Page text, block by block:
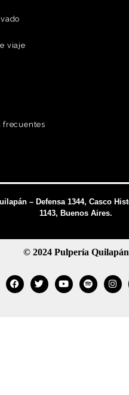
viaje
frecuentes
– Defensa 1344, Casco
1143, Buenos Aires.
© 2024 Pulpería Quilapán
FacebookTwitterYoutubeSpotify